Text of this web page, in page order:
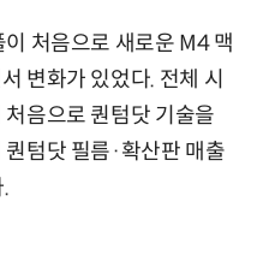
처음으로 새로운 M4 맥
변화가 있었다. 전체 시
음으로 퀀텀닷 기술을
텀닷 필름·확산판 매출